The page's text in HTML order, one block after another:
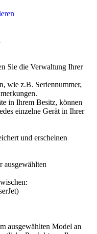
Sie die Verwaltung Ihrer
wie z.B. Seriennummer,
in Ihrem Besitz, können
einzelne Gerät in Ihrer
und erscheinen
ausgewählten
ausgewählten Model an